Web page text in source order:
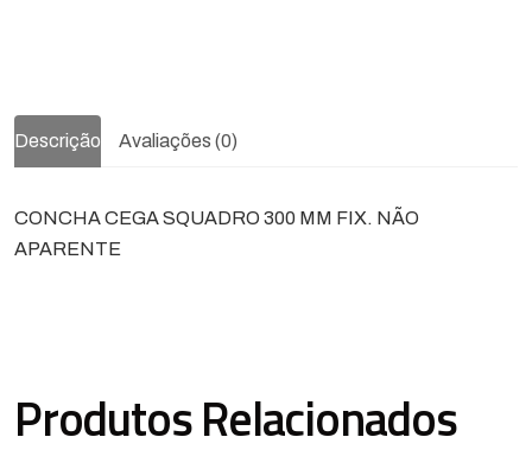
Descrição Avaliações (0)
CONCHA CEGA SQUADRO 300 MM FIX. NÃO
APARENTE
Produtos Relacionados